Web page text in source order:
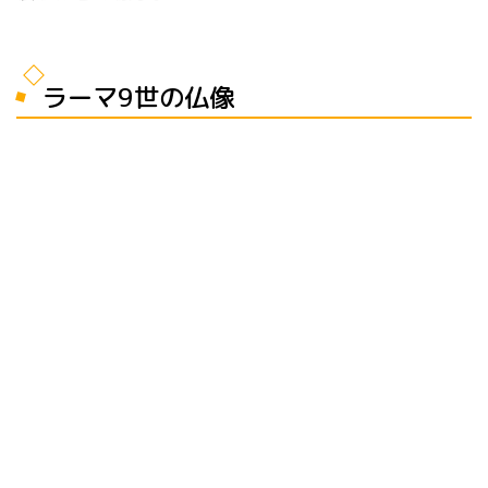
ラーマ9世の仏像